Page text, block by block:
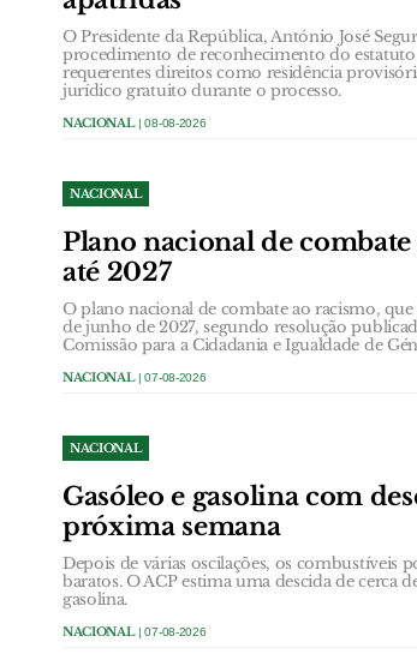
O Presidente da República, António José
procedimento de reconhecimento do estatuto
requerentes direitos como residência
jurídico gratuito durante o processo.
NACIONAL| 08-08-2026
NACIONAL
Plano nacional de
até 2027
O plano nacional de combate ao racismo,
de junho de 2027, segundo resolução
Comissão para a Cidadania e Igualdade de
NACIONAL| 07-08-2026
NACIONAL
Gasóleo e gasolina com
próxima semana
Depois de várias oscilações, os combustíveis
baratos. O ACP estima uma descida de cerca
gasolina.
NACIONAL| 07-08-2026